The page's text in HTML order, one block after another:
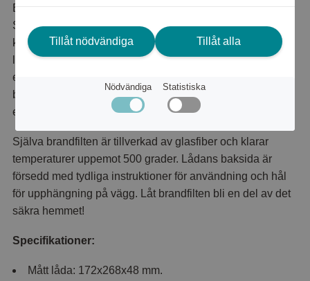
Brandfilt i stilfull stållåda med prägling av den klassiska
Solstickepojken. Brandfilten rekommenderas som
komplement till en brandsläckare i alla hem. Den är
lätthanterlig och släcker effektivt mindre bränder,
exempelvis i kläder, möbler, TV:n eller på spisen. Placera
brandfilten så centralt som möjligt i bostaden, där den
enkelt kan nås var man än befinner sig.
Själva brandfilten är tillverkad av glasfiber och klarar
temperaturer uppemot 500 grader. Lådans baksida är
försedd med tydliga instruktioner för användning och hål
för upphängning på vägg. Låt brandfilten bli en del av det
säkra hemmet!
Specifikationer:
Mått låda: 172x268x48 mm.
Tillåt nödvändiga Tillåt alla
Nödvändiga Statistiska